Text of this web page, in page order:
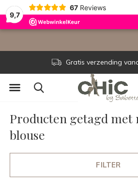
9,7
67 Reviews
Gratis verzending
Producten getagd met
blouse
FILTER